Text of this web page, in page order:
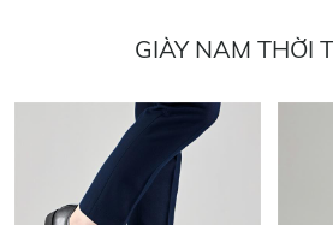
GIÀY NAM THỜI